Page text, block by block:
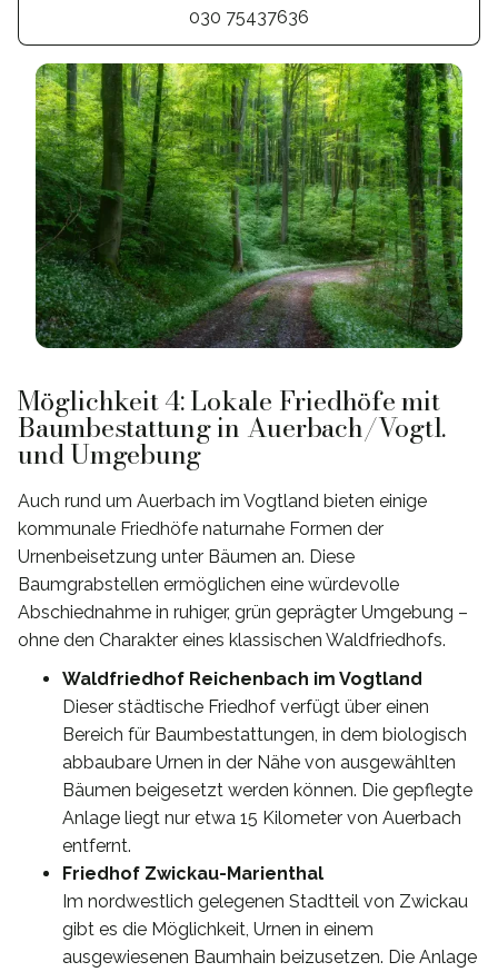
030 75437636
Möglichkeit 4: Lokale Friedhöfe mit
Baumbestattung in Auerbach/Vogtl.
und Umgebung
Auch rund um Auerbach im Vogtland bieten einige
kommunale Friedhöfe naturnahe Formen der
Urnenbeisetzung unter Bäumen an. Diese
Baumgrabstellen ermöglichen eine würdevolle
Abschiednahme in ruhiger, grün geprägter Umgebung –
ohne den Charakter eines klassischen Waldfriedhofs.
Waldfriedhof Reichenbach im Vogtland
Dieser städtische Friedhof verfügt über einen
Bereich für Baumbestattungen, in dem biologisch
abbaubare Urnen in der Nähe von ausgewählten
Bäumen beigesetzt werden können. Die gepflegte
Anlage liegt nur etwa 15 Kilometer von Auerbach
entfernt.
Friedhof Zwickau-Marienthal
Im nordwestlich gelegenen Stadtteil von Zwickau
gibt es die Möglichkeit, Urnen in einem
ausgewiesenen Baumhain beizusetzen. Die Anlage